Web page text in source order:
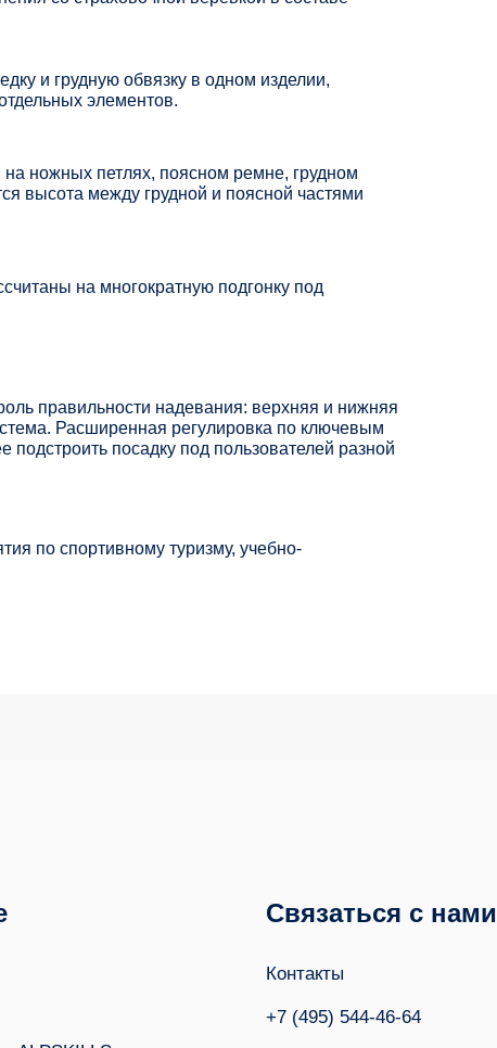
и грудную обвязку в одном изделии,
элементов.
ножных петлях, поясном ремне, грудном
высота между грудной и поясной частями
на многократную подгонку под
правильности надевания: верхняя и нижняя
Расширенная регулировка по ключевым
посадку под пользователей разной
по спортивному туризму, учебно-
Связаться с нами
Контакты
+7 (495) 544-46-64